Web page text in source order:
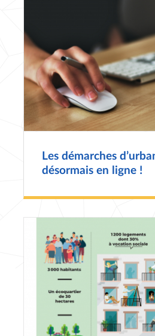
Les démarches
désormais en ligne !